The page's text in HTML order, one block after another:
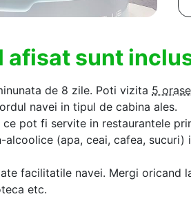
afisat sunt
de 8 zile. Poti vizita 5 orase
navei in tipul de cabina ales.
ce pot fi servite in restaurantele
alcoolice (apa, ceai, cafea,
facilitatile navei. Mergi oricand
etc.